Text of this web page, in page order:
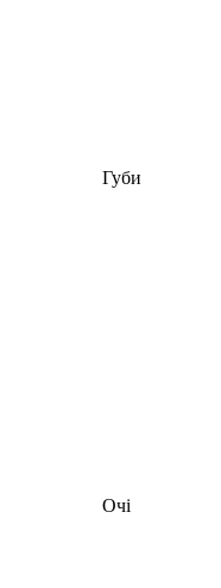
Губи
Очі